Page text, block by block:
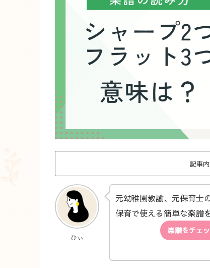
記事
ひぃ
元幼稚園教諭、元保育士
保育で使える簡単な楽譜
楽譜をチェッ